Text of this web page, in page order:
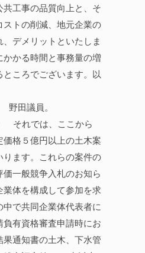
共工事の品質向上と、そ
ストの削減、地元企業の
デメリットといたしま
かかる時間と事務量の増
ころでございます。以
野田議員。
それでは、ここから
価格５億円以上の土木案
ります。これらの案件の
価一般競争入札のお知ら
業体を構成して参加を求
で共同企業体代表者に
有資格審査申請時にお
果通知書の土木、下水管